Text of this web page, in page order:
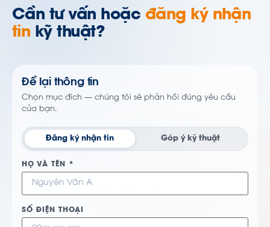
Cần tư vấn hoặc đăng ký nhận
tin kỹ thuật?
Để lại thông tin
Chọn mục đích — chúng tôi sẽ phản hồi đúng yêu cầu
của bạn.
Đăng ký nhận tin Góp ý kỹ thuật
HỌ VÀ TÊN *
SỐ ĐIỆN THOẠI